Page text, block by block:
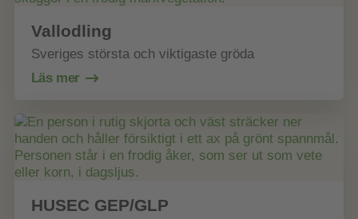
Vallodling
Sveriges största och viktigaste gröda
Läs mer
HUSEC GEP/GLP